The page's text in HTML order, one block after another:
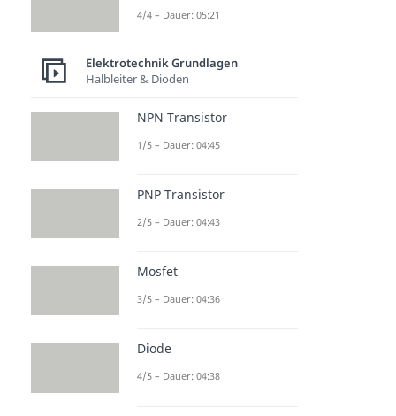
Brückenschaltung
Operationsverstärker
Dauer: 04:14
4/4 – Dauer: 05:21
Elektrotechnik Grundlagen
Halbleiter & Dioden
NPN Transistor
1/5 – Dauer: 04:45
PNP Transistor
2/5 – Dauer: 04:43
Mosfet
3/5 – Dauer: 04:36
Diode
4/5 – Dauer: 04:38